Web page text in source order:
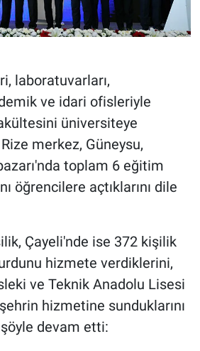
laboratuvarları,
ve idari ofisleriyle
üniversiteye
Rize merkez, Güneysu,
toplam 6 eğitim
öğrencilere açtıklarını dile
Çayeli'nde ise 372 kişilik
hizmete verdiklerini,
ve Teknik Anadolu Lisesi
hizmetine sunduklarını
devam etti: